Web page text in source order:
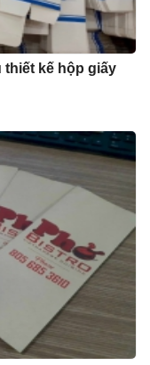
thiết kế hộp giấy